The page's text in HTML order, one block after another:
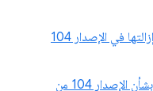
الميزات التي سيتم إيقافها نهائيًا أو إزالتها في الإصدار 104
تعديلات ChromeStatus.com بشأن الإصدار 104 من